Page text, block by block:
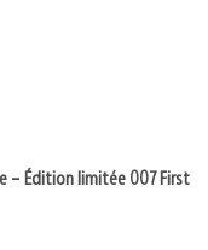
– Édition limitée 007 First